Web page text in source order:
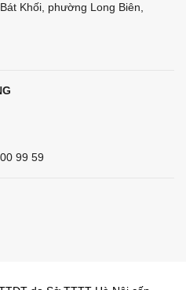
Khối, phường Long Biên,
99 59